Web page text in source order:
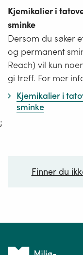
Kjemikalier i
sminke
Dersom du søker
og permanent
Reach) vil kun
gi treff. For mer
Kjemikalier i
sminke
;
Finner du
Tilbake